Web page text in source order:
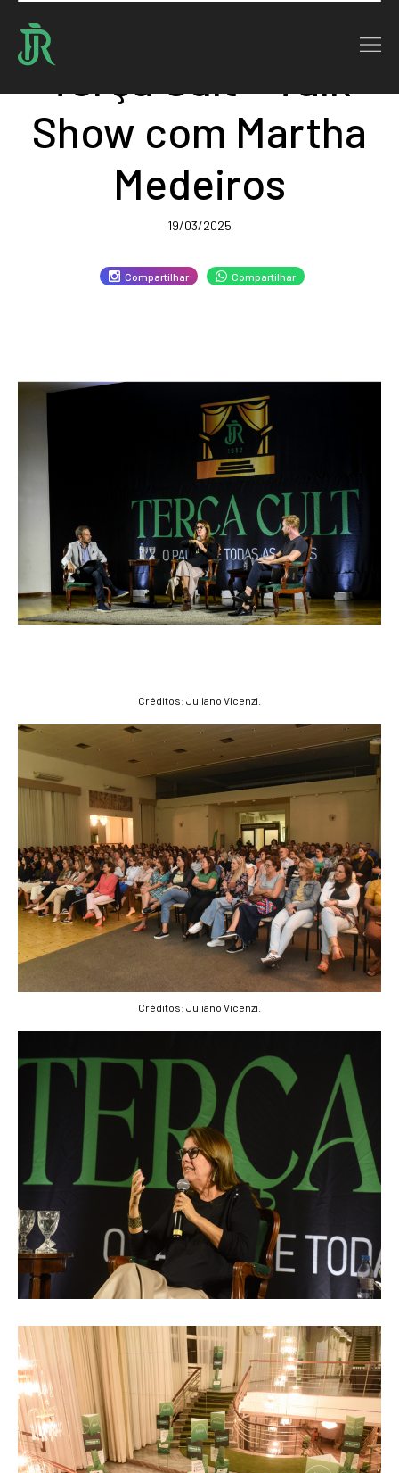
Terça Cult - Talk
Show com Martha
Medeiros
19/03/2025
Compartilhar Compartilhar
Créditos: Juliano Vicenzi.
Créditos: Juliano Vicenzi.